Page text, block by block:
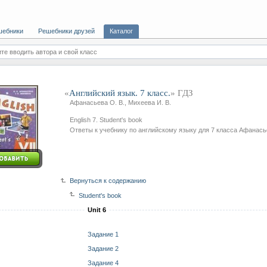
Решебники друзей Каталог
вводить автора и свой класс
«Английский язык. 7 класс.» ГДЗ
Афанасьева О. В., Михеева И. В.
English 7. Student's book
Ответы к учебнику по английскому языку для 7 класса
Вернуться к содержанию
Student's book
Unit 6
Задание 1
Задание 2
Задание 4